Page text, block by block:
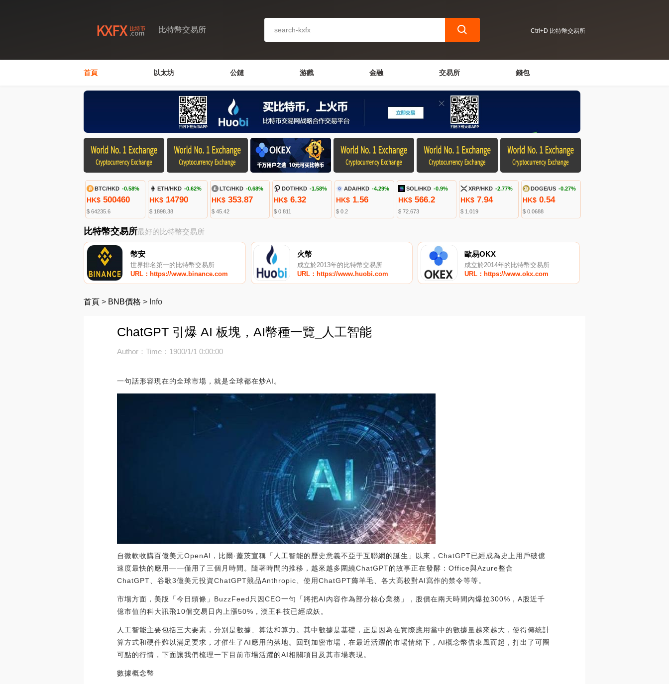
比特幣交易所 Ctrl+D 比特幣交易所
首頁 以太坊 公鏈 游戲 金融 交易所 錢包
BTC/HKD -0.58%
HK$ 500460
$ 64235.6
ETH/HKD -0.62%
HK$14790
$ 1898.38
LTC/HKD -0.68%
HK$353.87
$ 45.42
DOT/HKD -1.58%
HK$6.32
$ 0.811
ADA/HKD -4.29%
HK$1.56
$ 0.2
SOL/HKD -0.9%
HK$ 566.2
$ 72.673
XRP/HKD -2.77%
HK$ 7.94
$ 1.019
DOGE/US -0.27%
HK$ 0.54
$ 0.0688
比特幣交易所最好的比特幣交易所
幣安
世界排名第一的比特幣交易所
URL：https://www.binance.com
火幣
成立於2013年的比特幣交易所
URL：https://www.huobi.com
歐易OKX
成立於2014年的比特幣交易所
URL：https://www.okx.com
首頁 > BNB價格 > Info
ChatGPT 引爆 AI 板塊，AI幣種一覽_人工智能
Author：Time：1900/1/1 0:00:00
一句話形容現在的全球市場，就是全球都在炒AI。
自微軟收購百億美元OpenAI，比爾·蓋茨宣稱「人工智能的歷史意義不亞于互聯網的誕生」以來，ChatGPT已經成為史上用戶破億
速度最快的應用——僅用了三個月時間。隨著時間的推移，越來越多圍繞ChatGPT的故事正在發酵：Office與Azure整合
ChatGPT、谷歌3億美元投資ChatGPT競品Anthropic、使用ChatGPT薅羊毛、各大高校對AI寫作的禁令等等。
市場方面，美版「今日頭條」BuzzFeed只因CEO一句「將把AI內容作為部分核心業務」，股價在兩天時間內爆拉300%，A股近千
億市值的科大訊飛10個交易日內上漲50%，漢王科技已經成妖。
人工智能主要包括三大要素，分別是數據、算法和算力。其中數據是基礎，正是因為在實際應用當中的數據量越來越大，使得傳統計
算方式和硬件難以滿足要求，才催生了AI應用的落地。回到加密市場，在最近活躍的市場情緒下，AI概念幣借東風而起，打出了可圈
可點的行情，下面讓我們梳理一下目前市場活躍的AI相關項目及其市場表現。
數據概念幣